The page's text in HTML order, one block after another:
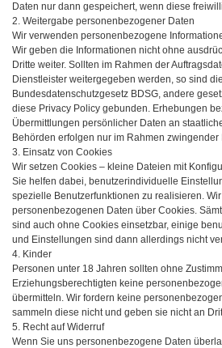
Daten nur dann gespeichert, wenn diese
2. Weitergabe personenbezogener Daten
Wir verwenden personenbezogene
Wir geben die Informationen nicht ohne
Dritte weiter. Sollten im Rahmen der
Dienstleister weitergegeben werden, so sind
Bundesdatenschutzgesetz BDSG, andere
diese Privacy Policy gebunden. Erhebungen
Übermittlungen persönlicher Daten an
Behörden erfolgen nur im Rahmen zwingender
3. Einsatz von Cookies
Wir setzen Cookies – kleine Dateien mit
Sie helfen dabei, benutzerindividuelle
spezielle Benutzerfunktionen zu realisieren.
personenbezogenen Daten über Cookies.
sind auch ohne Cookies einsetzbar, einige
und Einstellungen sind dann allerdings nicht
4. Kinder
Personen unter 18 Jahren sollten ohne
Erziehungsberechtigten keine
übermitteln. Wir fordern keine
sammeln diese nicht und geben sie nicht an
5. Recht auf Widerruf
Wenn Sie uns personenbezogene Daten